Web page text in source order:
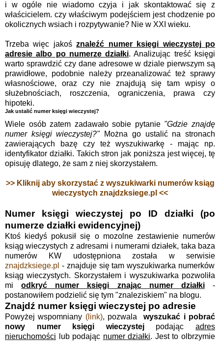
i w ogóle nie wiadomo czyja i jak skontaktować się z
właścicielem. czy właściwym podejściem jest chodzenie po
okolicznych wsiach i rozpytywanie? Nie w XXI wieku.
Trzeba więc jakośznaleźć numer księgi wieczystej po
adresie albo po numerze działki. Analizując treść księgi
warto sprawdzić czy dane adresowe w dziale pierwszym są
prawidłowe, podobnie należy przeanalizować też sprawy
własnościowe, oraz czy nie znajdują się tam wpisy o
służebnościach, roszczenia, ograniczenia, prawa czy
hipoteki.
Jak ustalić numer księgi wieczystej?
Wiele osób zatem zadawało sobie pytanie "Gdzie znajdę
numer księgi wieczystej?"Można go ustalić na stronach
zawierających bazę czy też wyszukiwarkę - mając np.
identyfikator działki. Takich stron jak poniższa jest więcej, tę
opisuję dlatego, że sam z niej skorzystałem.
>> Kliknij aby skorzystać z wyszukiwarki numerów ksiąg
wieczystych znajdzksiege.pl <<
Numer księgi wieczystej po ID działki (po
numerze działki ewidencyjnej)
Ktoś kiedyś pokusił się o mozolne zestawienie numerów
ksiąg wieczystych z adresami i numerami działek, taka baza
numerów KW udostępniona została w serwisie
znajdzksiege.pl - znajduje się tam wyszukiwarka numerków
ksiąg wieczystych. Skorzystałem i wyszukiwarka pozwoliła
miodkryć numer księgi znając numer działki-
postanowiłem podzielić się tym "znaleziskiem" na blogu.
Znajdź numer księgi wieczystej po adresie
Powyżej wspomniany (link), pozwalawyszukać i pobrać
nowy numer księgi wieczystejpodającadres
nieruchomości lub podając numer działki. Jest to olbrzymie